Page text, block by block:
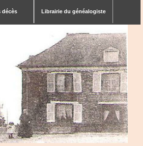
décès Librairie du généalogiste